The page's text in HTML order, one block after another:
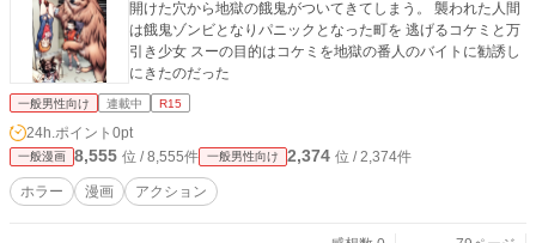
開けた穴から地獄の餓鬼がついてきてしまう。 襲われた人間
は餓鬼ゾンビとなりパニックとなった町を 逃げるコケミと万
引き少女 スーの目的はコケミを地獄の番人のバイトに勧誘し
にきたのだった
一般男性向け 連載中 R15
24h.ポイント 0pt
一般漫画 8,555 位 / 8,555件 一般男性向け 2,374 位 / 2,374件
ホラー 漫画 アクション